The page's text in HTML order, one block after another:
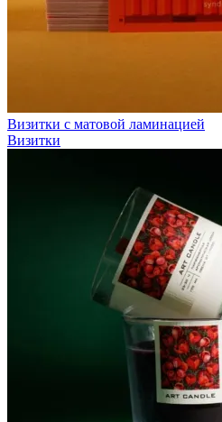
Визитки с матовой ламинацией
Визитки